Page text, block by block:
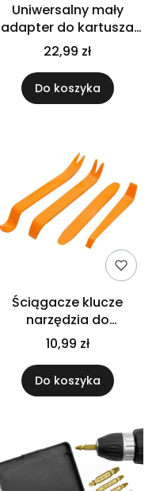
Uniwersalny mały
adapter do kartusza
gazu, nabój gazowy
gwint kartusz butli
22,99 zł
Do koszyka
Ściągacze klucze
narzędzia do
demontażu tapicerki 4
sztuki pomarańczowe
10,99 zł
Do koszyka